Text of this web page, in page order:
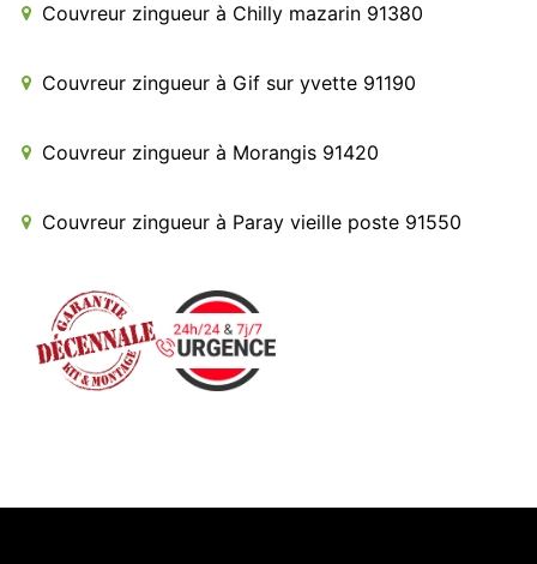
Couvreur zingueur à Chilly mazarin 91380
Couvreur zingueur à Gif sur yvette 91190
Couvreur zingueur à Morangis 91420
Couvreur zingueur à Paray vieille poste 91550